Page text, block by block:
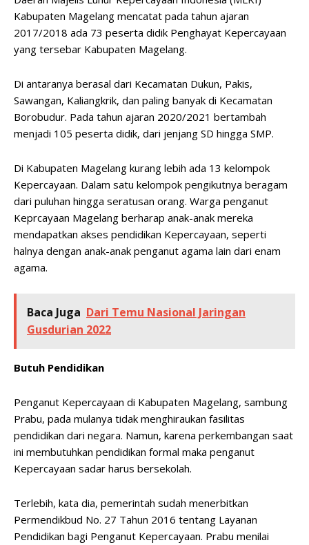
Kabupaten Magelang mencatat pada tahun ajaran
2017/2018 ada 73 peserta didik Penghayat Kepercayaan
yang tersebar Kabupaten Magelang.
Di antaranya berasal dari Kecamatan Dukun, Pakis,
Sawangan, Kaliangkrik, dan paling banyak di Kecamatan
Borobudur. Pada tahun ajaran 2020/2021 bertambah
menjadi 105 peserta didik, dari jenjang SD hingga SMP.
Di Kabupaten Magelang kurang lebih ada 13 kelompok
Kepercayaan. Dalam satu kelompok pengikutnya beragam
dari puluhan hingga seratusan orang. Warga penganut
Keprcayaan Magelang berharap anak-anak mereka
mendapatkan akses pendidikan Kepercayaan, seperti
halnya dengan anak-anak penganut agama lain dari enam
agama.
Baca Juga Dari Temu Nasional Jaringan
Gusdurian 2022
Butuh Pendidikan
Penganut Kepercayaan di Kabupaten Magelang, sambung
Prabu, pada mulanya tidak menghiraukan fasilitas
pendidikan dari negara. Namun, karena perkembangan saat
ini membutuhkan pendidikan formal maka penganut
Kepercayaan sadar harus bersekolah.
Terlebih, kata dia, pemerintah sudah menerbitkan
Permendikbud No. 27 Tahun 2016 tentang Layanan
Pendidikan bagi Penganut Kepercayaan. Prabu menilai